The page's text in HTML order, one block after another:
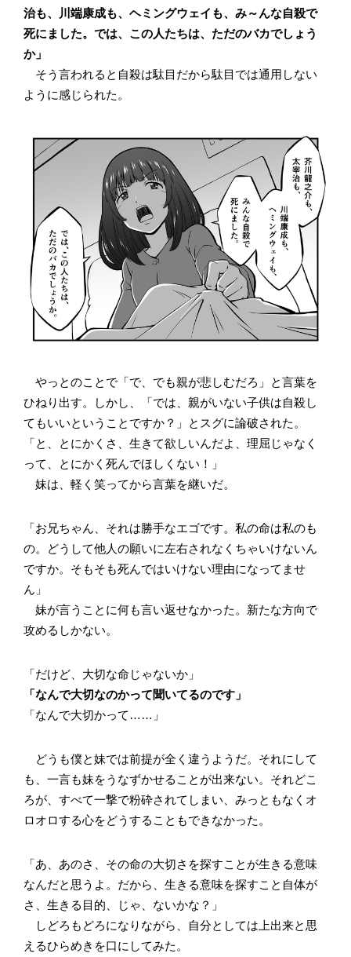
治も、川端康成も、ヘミングウェイも、み～んな自殺で
死にました。では、この人たちは、ただのバカでしょう
か」
そう言われると自殺は駄目だから駄目では通用しない
ように感じられた。
やっとのことで「で、でも親が悲しむだろ」と言葉を
ひねり出す。しかし、「では、親がいない子供は自殺し
てもいいということですか？」とスグに論破された。
「と、とにかくさ、生きて欲しいんだよ、理屈じゃなく
って、とにかく死んでほしくない！」
妹は、軽く笑ってから言葉を継いだ。
「お兄ちゃん、それは勝手なエゴです。私の命は私のも
の。どうして他人の願いに左右されなくちゃいけないん
ですか。そもそも死んではいけない理由になってませ
ん」
妹が言うことに何も言い返せなかった。新たな方向で
攻めるしかない。
「だけど、大切な命じゃないか」
「なんで大切なのかって聞いてるのです」
「なんで大切かって……」
どうも僕と妹では前提が全く違うようだ。それにして
も、一言も妹をうなずかせることが出来ない。それどこ
ろが、すべて一撃で粉砕されてしまい、みっともなくオ
ロオロする心をどうすることもできなかった。
「あ、あのさ、その命の大切さを探すことが生きる意味
なんだと思うよ。だから、生きる意味を探すこと自体が
さ、生きる目的、じゃ、ないかな？」
しどろもどろになりながら、自分としては上出来と思
えるひらめきを口にしてみた。